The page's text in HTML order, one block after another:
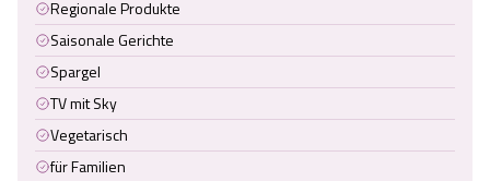
Regionale Produkte
Saisonale Gerichte
Spargel
TV mit Sky
Vegetarisch
für Familien